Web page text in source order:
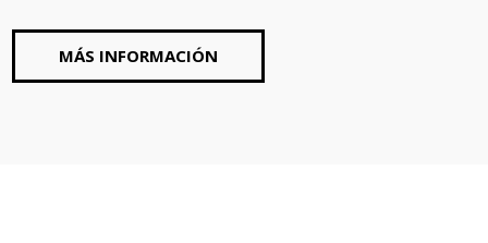
MÁS INFORMACIÓN